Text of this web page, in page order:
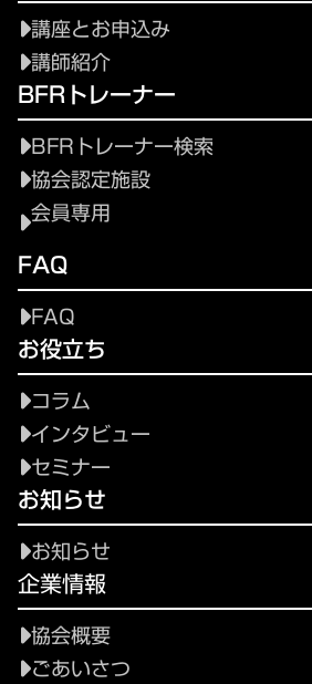
講座とお申込み
講師紹介
BFRトレーナー
BFRトレーナー検索
協会認定施設
会員専用
FAQ
FAQ
お役立ち
コラム
インタビュー
セミナー
お知らせ
お知らせ
企業情報
協会概要
ごあいさつ